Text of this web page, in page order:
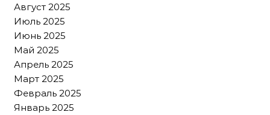
Август 2025
Июль 2025
Июнь 2025
Май 2025
Апрель 2025
Март 2025
Февраль 2025
Январь 2025